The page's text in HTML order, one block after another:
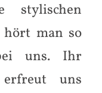
stylischen
man so
uns. Ihr
uns